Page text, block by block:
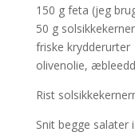
150 g feta (jeg
50 g solsikkekerner
friske krydderurter
olivenolie,
Rist
Snit begge salater